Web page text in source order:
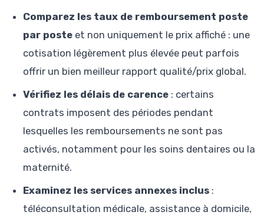
Comparez les taux de remboursement poste
par poste et non uniquement le prix affiché : une
cotisation légèrement plus élevée peut parfois
offrir un bien meilleur rapport qualité/prix global.
Vérifiez les délais de carence : certains
contrats imposent des périodes pendant
lesquelles les remboursements ne sont pas
activés, notamment pour les soins dentaires ou la
maternité.
Examinez les services annexes inclus :
téléconsultation médicale, assistance à domicile,